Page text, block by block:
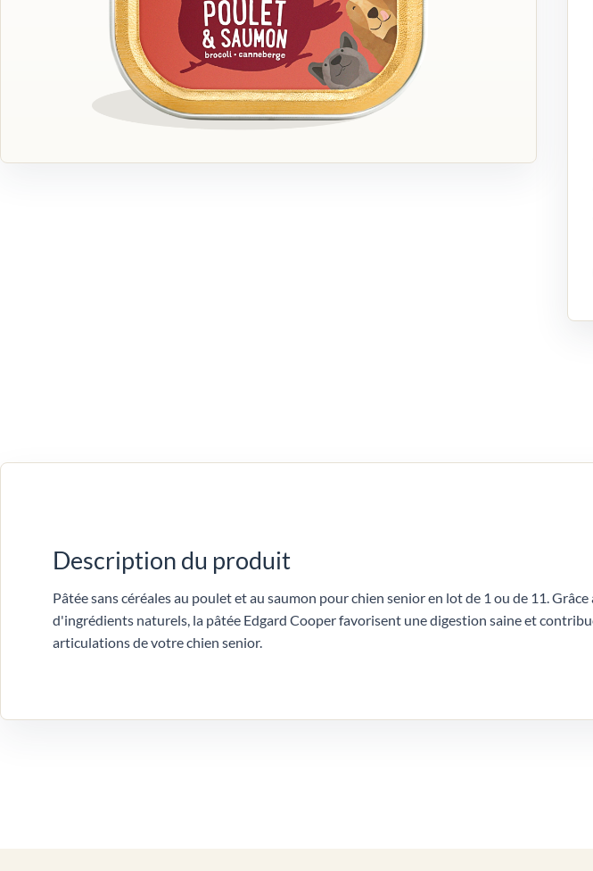
Description du produit
Pâtée sans céréales au poulet et au saumon pour chien senior en lot de 1 ou de 11. Grâce
d'ingrédients naturels, la pâtée Edgard Cooper favorisent une digestion saine et
articulations de votre chien senior.